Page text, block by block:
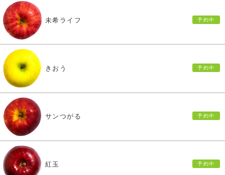
未希ライフ
きおう
サンつがる
紅玉